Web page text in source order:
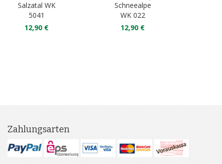
Salzatal WK
5041
12,90 €
Schneealpe
WK 022
12,90 €
Zahlungsarten